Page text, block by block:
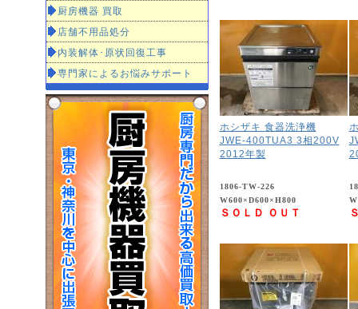
厨房機器 買取
店舗不用品処分
内装解体･原状回復工事
専門家によるお悩みサポート
ホシザキ 食器洗浄機
JWE-400TUA3 3相200V
2012年製
1806-TW-226
W600×D600×H800
ＳＯＬＤ ＯＵＴ